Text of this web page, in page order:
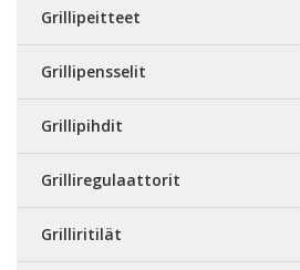
Grillipeitteet
Grillipensselit
Grillipihdit
Grilliregulaattorit
Grilliritilät